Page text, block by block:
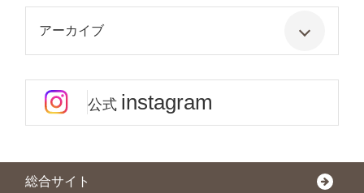
アーカイブ
公式 instagram
総合サイト